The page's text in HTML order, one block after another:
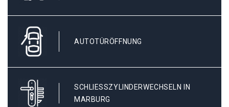
AUTOTÜRÖFFNUNG
SCHLIESSZYLINDERWECHSELN IN M
ARBURG